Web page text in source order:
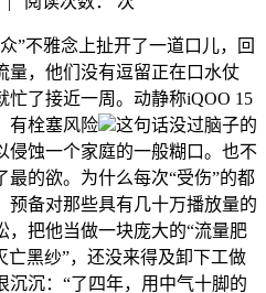
不雅念上扯开了一道口儿，回
量，他们没有逗留正在口水仗
忙了接近一周。动静称iQOO 15
有栓塞风险
这句话没过脑子的
侵蚀一个家庭的一般糊口。也不
最的欲。为什么每次“受伤”的都
预备对那些具有几十万播放量的
，把他当做一块庞大的“流量肥
亡黑纱”，还没来得及卸下工做
沉沉：“了四年，用中气十脚的